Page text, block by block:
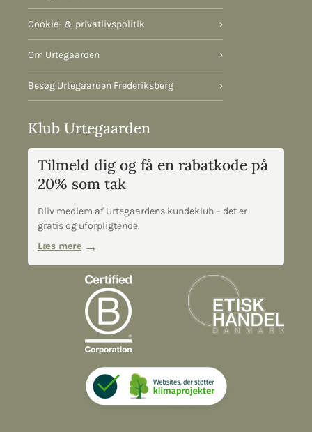
Cookie- & privatlivspolitik ›
Om Urtegaarden ›
Besøg Urtegaarden Frederiksberg ›
Klub Urtegaarden
Tilmeld dig og få en rabatkode på
20% som tak
Bliv medlem af Urtegaardens kundeklub – det er
gratis og uforpligtende.
Læs mere